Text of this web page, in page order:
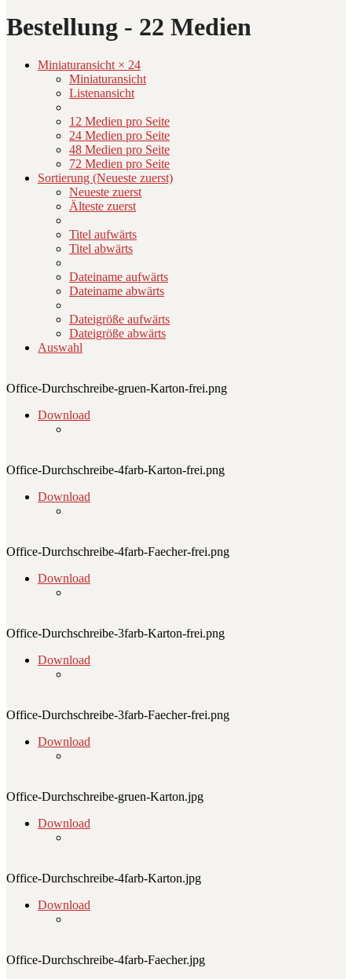
Bestellung - 22 Medien
Miniaturansicht × 24
Miniaturansicht
Listenansicht
12 Medien pro Seite
24 Medien pro Seite
48 Medien pro Seite
72 Medien pro Seite
Sortierung (Neueste zuerst)
Neueste zuerst
Älteste zuerst
Titel aufwärts
Titel abwärts
Dateiname aufwärts
Dateiname abwärts
Dateigröße aufwärts
Dateigröße abwärts
Auswahl
Office-Durchschreibe-gruen-Karton-frei.png
Download
Office-Durchschreibe-4farb-Karton-frei.png
Download
Office-Durchschreibe-4farb-Faecher-frei.png
Download
Office-Durchschreibe-3farb-Karton-frei.png
Download
Office-Durchschreibe-3farb-Faecher-frei.png
Download
Office-Durchschreibe-gruen-Karton.jpg
Download
Office-Durchschreibe-4farb-Karton.jpg
Download
Office-Durchschreibe-4farb-Faecher.jpg